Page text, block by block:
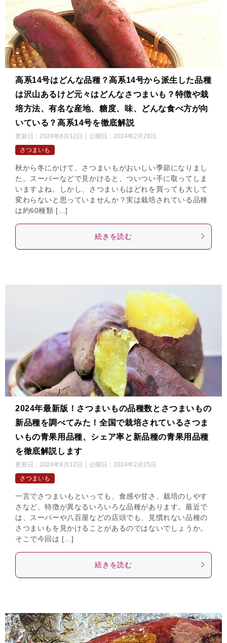
高系14号はどんな品種？高系14号から派生した品種
は沢山あるけど元々はどんなさつまいも？特徴や栽
培方法、有名な産地、糖度、味、どんな食べ方が向
いている？高系14号を徹底解説
更新日： 2024年8月12日 公開日： 2024年2月28日
さつまいも
秋から冬にかけて、さつまいもがおいしい季節になりまし
た。スーパーなどで見かけると、ついつい手に取ってしま
いますよね。しかし、さつまいもはどれを買っても大して
変わらないと思っていませんか？実は栽培されている品種
は約60種類 […]
続きを読む
2024年最新版！さつまいもの品種数とさつまいもの
新品種を調べてみた！全国で栽培されているさつま
いもの青果用品種、シェア率と新品種の青果用品種
を徹底解説します
更新日： 2024年8月12日 公開日： 2024年2月25日
さつまいも
一言でさつまいもといっても、食感や甘さ、栽培のしやす
さなど、特徴が異なるいろいろな品種があります。最近で
は、スーパーや八百屋などの店頭でも、見慣れない品種の
さつまいもを見かけることがあるのではないでしょうか。
そこで今回は […]
続きを読む